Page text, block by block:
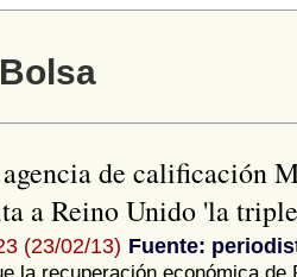
de calificación
a Reino Unido 'la
(23/02/13) Fuente: